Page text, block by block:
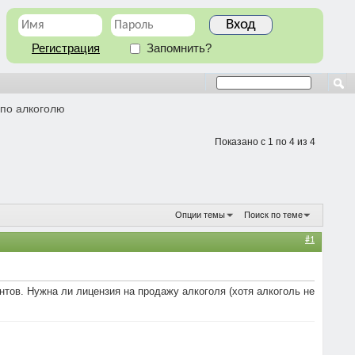
Регистрация Запомнить?
алкоголю
Показано с 1 по 4 из 4
Опции темы Поиск по теме
#1
Нужна ли лицензия на продажу алкоголя (хотя алкоголь не